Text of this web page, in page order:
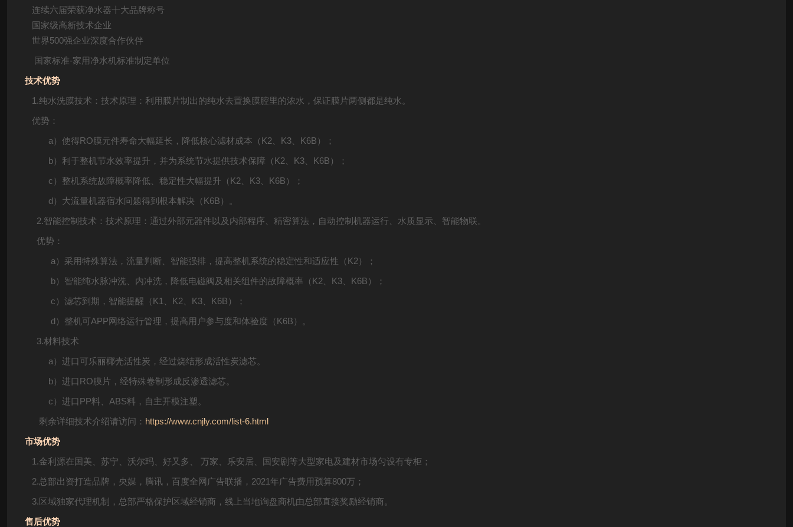
连续六届荣获净水器十大品牌称号
国家级高新技术企业
世界500强企业深度合作伙伴
国家标准-家用净水机标准制定单位
技术优势
1.纯水洗膜技术：技术原理：利用膜片制出的纯水去置换膜腔里的浓水，保证膜片两侧都是纯水。
优势：
a）使得RO膜元件寿命大幅延长，降低核心滤材成本（K2、K3、K6B）；
b）利于整机节水效率提升，并为系统节水提供技术保障（K2、K3、K6B）；
c）整机系统故障概率降低、稳定性大幅提升（K2、K3、K6B）；
d）大流量机器宿水问题得到根本解决（K6B）。
2.智能控制技术：技术原理：通过外部元器件以及内部程序、精密算法，自动控制机器运行、水质显示、智能物联。
优势：
a）采用特殊算法，流量判断、智能强排，提高整机系统的稳定性和适应性（K2）；
b）智能纯水脉冲洗、内冲洗，降低电磁阀及相关组件的故障概率（K2、K3、K6B）；
c）滤芯到期，智能提醒（K1、K2、K3、K6B）；
d）整机可APP网络运行管理，提高用户参与度和体验度（K6B）。
3.材料技术
a）进口可乐丽椰壳活性炭，经过烧结形成活性炭滤芯。
b）进口RO膜片，经特殊卷制形成反渗透滤芯。
c）进口PP料、ABS料，自主开模注塑。
剩余详细技术介绍请访问： https://www.cnjly.com/list-6.html
市场优势
1.金利源在国美、苏宁、沃尔玛、好又多、 万家、乐安居、国安剧等大型家电及建材市场匀设有专柜；
2.总部出资打造品牌，央媒，腾讯，百度全网广告联播，2021年广告费用预算800万；
3.区域独家代理机制，总部严格保护区域经销商，线上当地询盘商机由总部直接奖励经销商。
售后优势